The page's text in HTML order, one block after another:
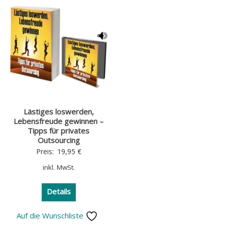
Lästiges loswerden,
Lebensfreude gewinnen –
Tipps für privates
Outsourcing
Preis: 19,95 €
inkl. MwSt.
Details
Auf die Wunschliste